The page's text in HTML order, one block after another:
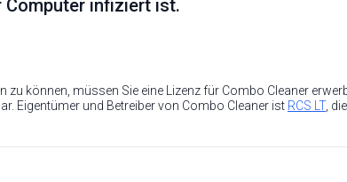
Computer infiziert ist.
können, müssen Sie eine Lizenz für Combo Cleaner
Eigentümer und Betreiber von Combo Cleaner ist RCS LT, die